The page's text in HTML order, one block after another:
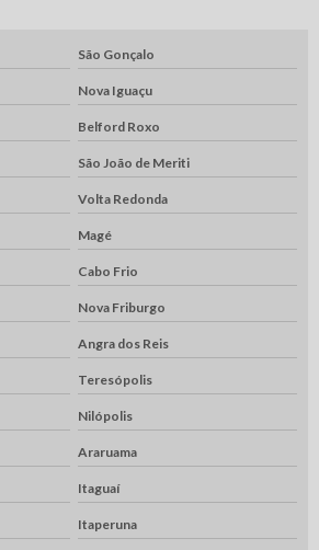
São Gonçalo
Nova Iguaçu
Belford Roxo
São João de Meriti
Volta Redonda
Magé
Cabo Frio
Nova Friburgo
Angra dos Reis
Teresópolis
Nilópolis
Araruama
Itaguaí
Itaperuna